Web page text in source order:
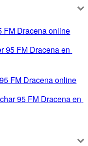
FM Dracena online
95 FM Dracena en
FM Dracena online
95 FM Dracena en